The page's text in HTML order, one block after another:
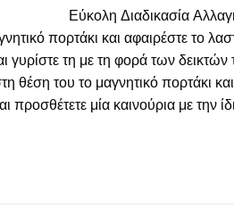
Εύκολη Διαδικασία
πορτάκι και αφαιρέστε το
γυρίστε τη με τη φορά των δεικτών
θέση του το μαγνητικό πορτάκι και
μία καινούρια με την